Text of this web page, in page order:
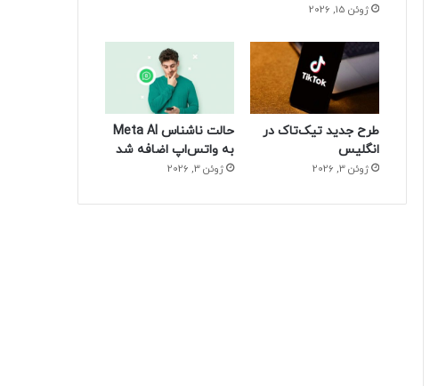
ژوئن 15, 2026
طرح جدید تیک‌تاک در
انگلیس
ژوئن 3, 2026
حالت ناشناس Meta AI
به واتس‌اپ اضافه شد
ژوئن 3, 2026